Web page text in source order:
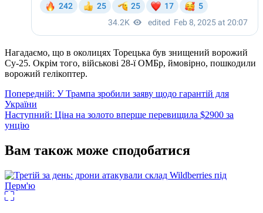
Нагадаємо, що в околицях Торецька був знищений ворожий
Су-25. Окрім того, військові 28-ї ОМБр, ймовірно, пошкодили
ворожий гелікоптер.
Навігація
записів
Попередній: У Трампа зробили заяву щодо гарантій для
України
Наступний: Ціна на золото вперше перевищила $2900 за
унцію
Вам також може сподобатися